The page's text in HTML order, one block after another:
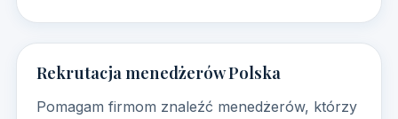
Rekrutacja menedżerów Polska
Pomagam firmom znaleźć menedżerów, którzy